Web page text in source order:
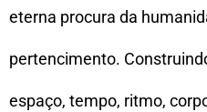
eterna procura da
pertencimento.
espaço, tempo, ritmo,